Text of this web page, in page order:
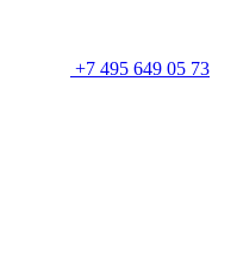
+7 495 649 05 73